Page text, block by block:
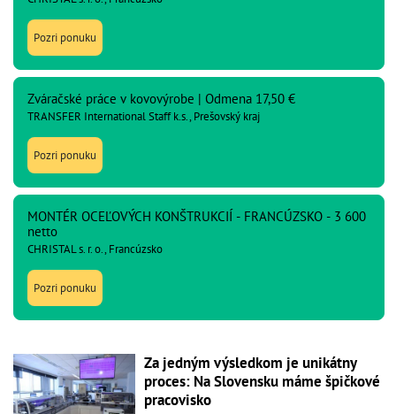
Pozri ponuku
Zváračské práce v kovovýrobe | Odmena 17,50 €
TRANSFER International Staff k.s., Prešovský kraj
Pozri ponuku
MONTÉR OCEĽOVÝCH KONŠTRUKCIÍ - FRANCÚZSKO - 3 600
netto
CHRISTAL s. r. o., Francúzsko
Pozri ponuku
Za jedným výsledkom je unikátny
proces: Na Slovensku máme špičkové
pracovisko